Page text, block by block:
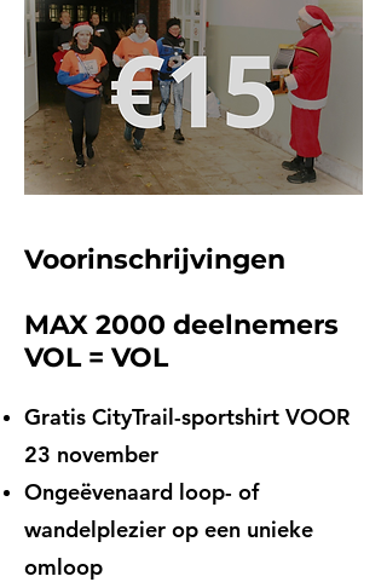
Voorinschrijvingen
MAX 2000 deelnemers
VOL = VOL
Gratis CityTrail-sportshirt VOOR
23 november
Ongeëvenaard loop- of
wandelplezier op een unieke
omloop